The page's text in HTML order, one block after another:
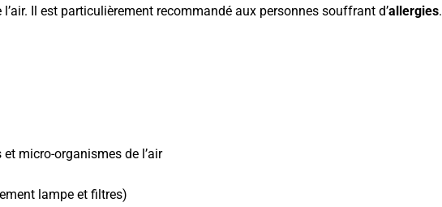
Il est particulièrement recommandé aux personnes souffrant d’allergies.
micro-organismes de l’air
lampe et filtres)